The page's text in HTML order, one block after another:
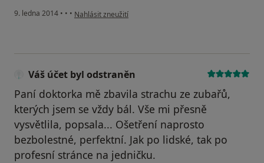
9. ledna 2014 • • • podle názoru uživatele Váš účet byl odstraněn
Nahlásit zneužití
Váš účet byl odstraněn
Paní doktorka mě zbavila strachu ze zubařů,
kterých jsem se vždy bál. Vše mi přesně
vysvětlila, popsala... Ošetření naprosto
bezbolestné, perfektní. Jak po lidské, tak po
profesní stránce na jedničku.